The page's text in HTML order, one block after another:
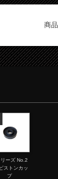
商
ーズ No.2
ストンカッ
プ